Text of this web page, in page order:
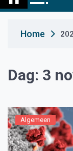
t
Home
Dag: 3
Algemeen